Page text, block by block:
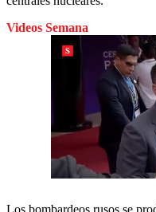
Videos Semana
Los bombardeos rusos se